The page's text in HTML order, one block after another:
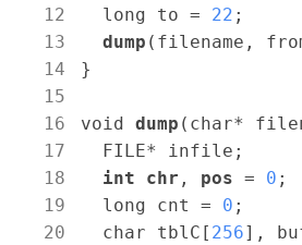
  long to =
22 ;
dump (filename,
}
void dump (char*
  FILE* infile;
int
chr , pos = 0 ;
  long cnt =
0 ;
  char tblC[
256],